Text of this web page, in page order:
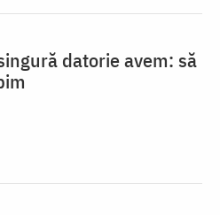
datorie avem: să